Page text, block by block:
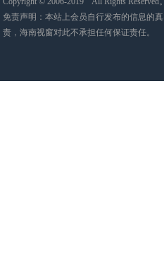
免责声明：本站上会员自行发布的信息的
责，海南视窗对此不承担任何保证责任。